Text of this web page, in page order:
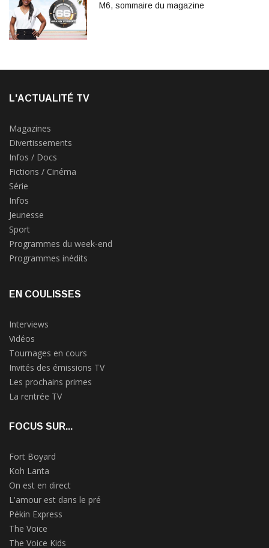
M6, sommaire du magazine
L'ACTUALITÉ TV
Magazines
Divertissements
Infos / Docs
Fictions / Cinéma
Série
Infos
Jeunesse
Sport
Programmes du week-end
Programmes inédits
EN COULISSES
Interviews
Vidéos
Tournages en cours
Invités des émissions TV
Les prochains primes
La rentrée TV
FOCUS SUR...
Fort Boyard
Koh Lanta
On est en direct
L'amour est dans le pré
Pékin Express
The Voice
The Voice Kids